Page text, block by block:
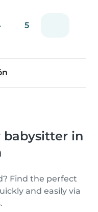
5
babysitter in
Find the perfect
and easily via